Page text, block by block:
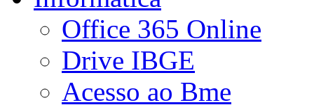
Office 365 Online
Drive IBGE
Acesso ao Bme